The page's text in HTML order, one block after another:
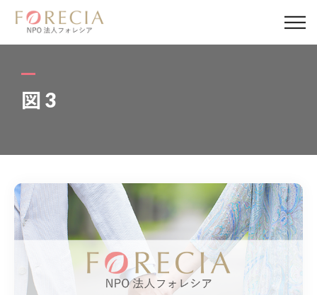
図3
私たちについて
活動報告
パートナー
寄付・応援